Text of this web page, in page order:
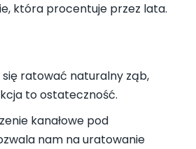
która procentuje przez lata.
ratować naturalny ząb,
to ostateczność.
kanałowe pod
nam na uratowanie